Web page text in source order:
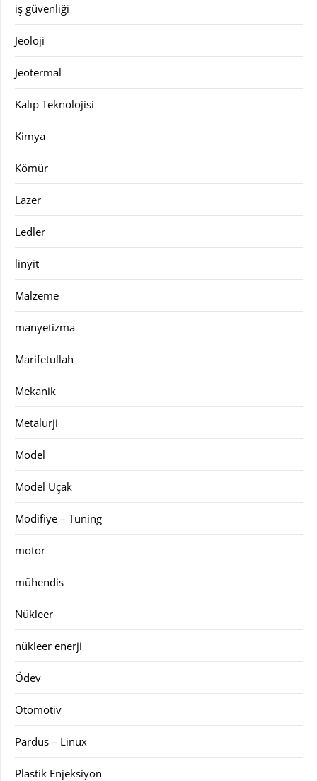
iş güvenliği
Jeoloji
Jeotermal
Kalıp Teknolojisi
Kimya
Kömür
Lazer
Ledler
linyit
Malzeme
manyetizma
Marifetullah
Mekanik
Metalurji
Model
Model Uçak
Modifiye – Tuning
motor
mühendis
Nükleer
nükleer enerji
Ödev
Otomotiv
Pardus – Linux
Plastik Enjeksiyon